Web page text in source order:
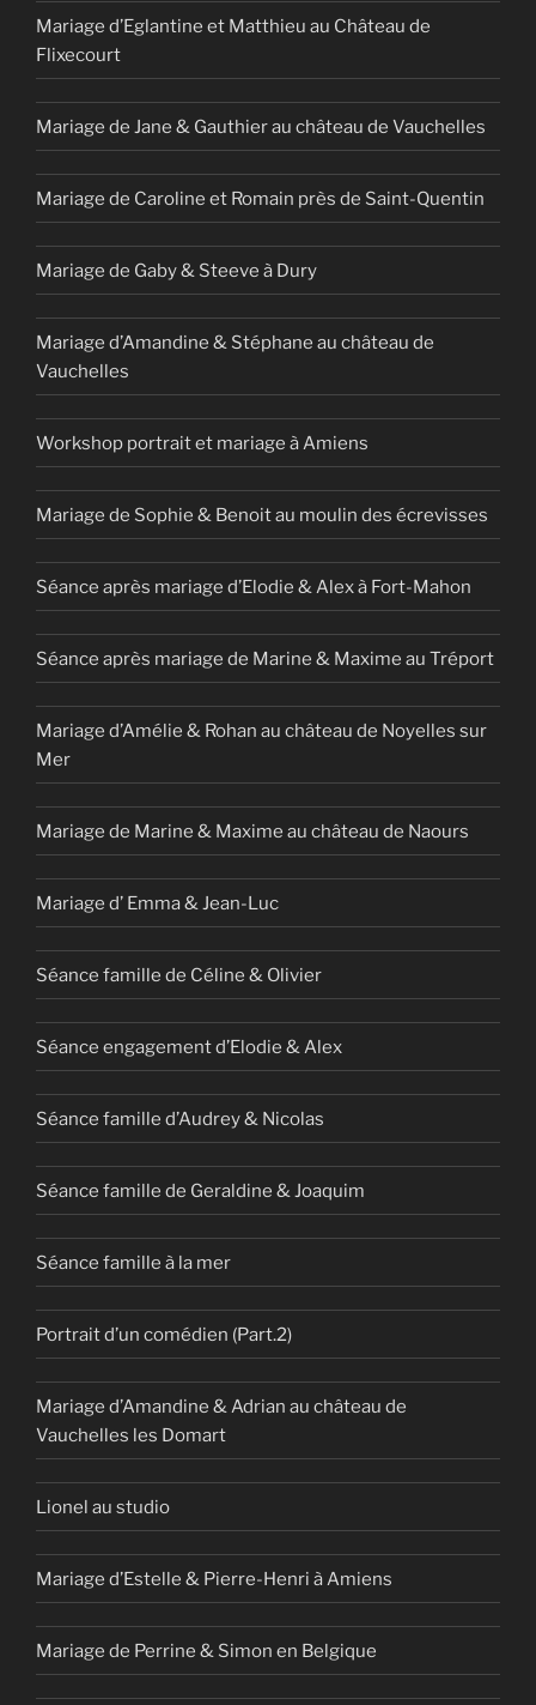
Mariage d’Eglantine et Matthieu au Château de
Flixecourt
Mariage de Jane & Gauthier au château de Vauchelles
Mariage de Caroline et Romain près de Saint-Quentin
Mariage de Gaby & Steeve à Dury
Mariage d’Amandine & Stéphane au château de
Vauchelles
Workshop portrait et mariage à Amiens
Mariage de Sophie & Benoit au moulin des écrevisses
Séance après mariage d’Elodie & Alex à Fort-Mahon
Séance après mariage de Marine & Maxime au Tréport
Mariage d’Amélie & Rohan au château de Noyelles sur
Mer
Mariage de Marine & Maxime au château de Naours
Mariage d’ Emma & Jean-Luc
Séance famille de Céline & Olivier
Séance engagement d’Elodie & Alex
Séance famille d’Audrey & Nicolas
Séance famille de Geraldine & Joaquim
Séance famille à la mer
Portrait d’un comédien (Part.2)
Mariage d’Amandine & Adrian au château de
Vauchelles les Domart
Lionel au studio
Mariage d’Estelle & Pierre-Henri à Amiens
Mariage de Perrine & Simon en Belgique